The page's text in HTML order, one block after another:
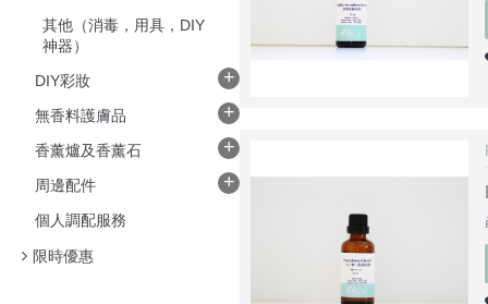
其他（消毒，用具，DIY
神器）
DIY彩妝
+
無香料護膚品 +
香薰爐及香薰石 +
周邊配件 +
個人調配服務
限時優惠